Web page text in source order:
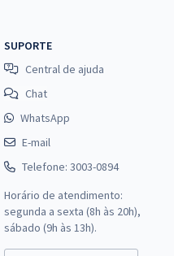
SUPORTE
Central de ajuda
Chat
WhatsApp
E-mail
Telefone: 3003-0894
Horário de atendimento:
segunda a sexta (8h às 20h),
sábado (9h às 13h).